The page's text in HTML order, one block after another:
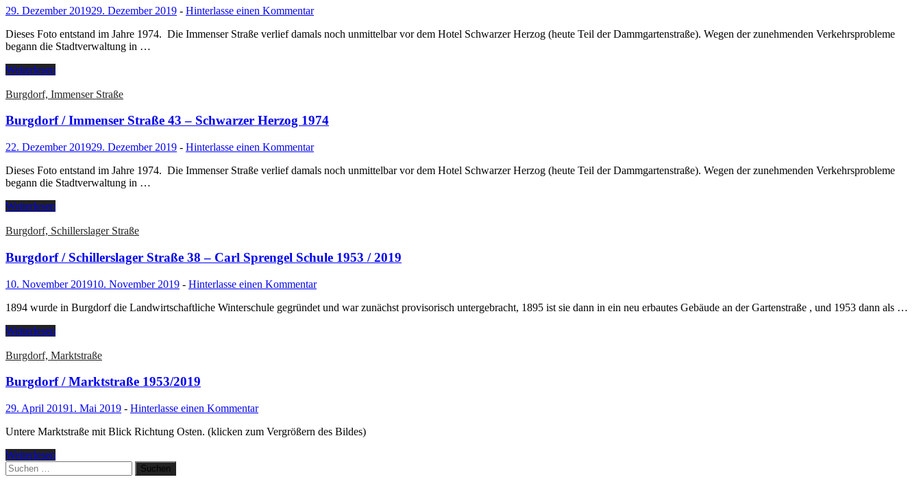
29. Dezember 201929. Dezember 2019 - Hinterlasse einen Kommentar
Dieses Foto entstand im Jahre 1974. Die Immenser Straße verlief damals noch unmittelbar vor dem Hotel Schwarzer Herzog (heute Teil der Damm­gartenstraße). Wegen der zunehmenden Verkehrs­probleme
begann die Stadtverwaltung in …
Weiterlesen
Burgdorf, Immenser Straße
Burgdorf / Immenser Straße 43 – Schwarzer Herzog 1974
22. Dezember 201929. Dezember 2019 - Hinterlasse einen Kommentar
Dieses Foto entstand im Jahre 1974. Die Immenser Straße verlief damals noch unmittelbar vor dem Hotel Schwarzer Herzog (heute Teil der Damm­gartenstraße). Wegen der zunehmenden Verkehrs­probleme
begann die Stadtverwaltung in …
Weiterlesen
Burgdorf, Schillerslager Straße
Burgdorf / Schillerslager Straße 38 – Carl Sprengel Schule 1953 / 2019
10. November 201910. November 2019 - Hinterlasse einen Kommentar
1894 wurde in Burgdorf die Landwirtschaftliche Winterschule gegründet und war zunächst provisorisch untergebracht, 1895 ist sie dann in ein neu erbautes Gebäude an der Gartenstraße , und 1953 dann als …
Weiterlesen
Burgdorf, Marktstraße
Burgdorf / Marktstraße 1953/2019
29. April 20191. Mai 2019 - Hinterlasse einen Kommentar
Untere Marktstraße mit Blick Richtung Osten. (klicken zum Vergrößern des Bildes)
Weiterlesen
Suchen
nach: